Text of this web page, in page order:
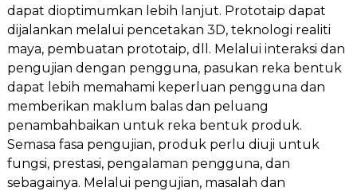
dapat dioptimumkan lebih lanjut. Prototaip dapat
dijalankan melalui pencetakan 3D, teknologi realiti
maya, pembuatan prototaip, dll. Melalui interaksi dan
pengujian dengan pengguna, pasukan reka bentuk
dapat lebih memahami keperluan pengguna dan
memberikan maklum balas dan peluang
penambahbaikan untuk reka bentuk produk.
Semasa fasa pengujian, produk perlu diuji untuk
fungsi, prestasi, pengalaman pengguna, dan
sebagainya. Melalui pengujian, masalah dan